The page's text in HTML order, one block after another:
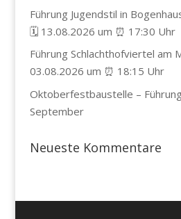
Führung Jugendstil in
🗓️ 13.08.2026 um ⏰ 17:30 Uhr
Führung Schlachthofviertel am
03.08.2026 um ⏰ 18:15 Uhr
Oktoberfestbaustelle –
September
Neueste Kommentare